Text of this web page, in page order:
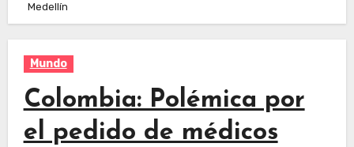
Medellín
Mundo
Colombia: Polémica por
el pedido de médicos